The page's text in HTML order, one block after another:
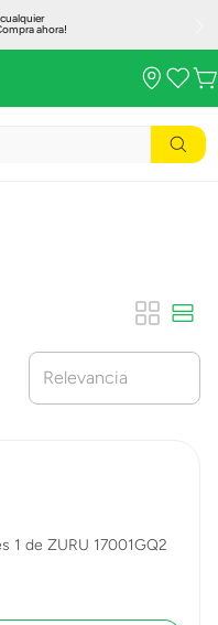
ahora!
Relevancia
1 de ZURU 17001GQ2